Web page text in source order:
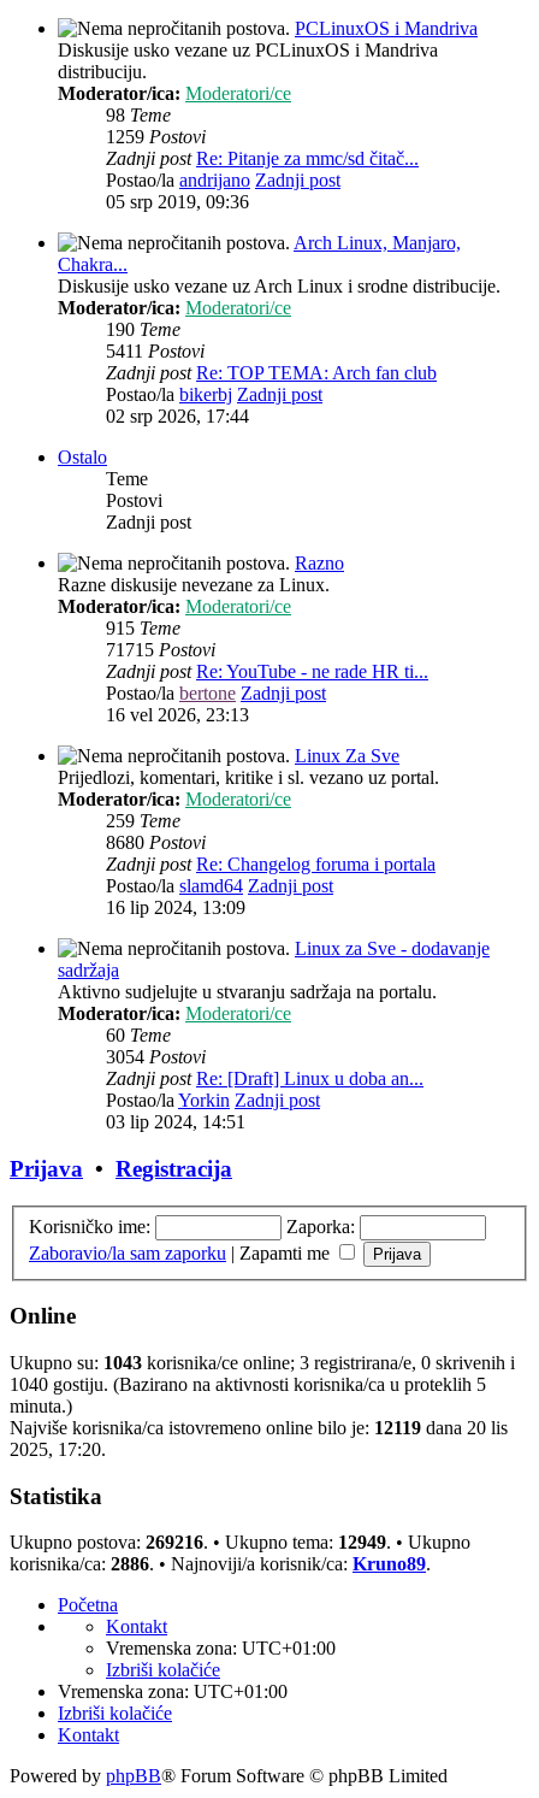
PCLinuxOS i Mandriva
Diskusije usko vezane uz PCLinuxOS i Mandriva
distribuciju.
Moderator/ica: Moderatori/ce
98 Teme
1259 Postovi
Zadnji post Re: Pitanje za mmc/sd čitač...
Postao/la andrijano Zadnji post
05 srp 2019, 09:36
Arch Linux, Manjaro,
Chakra...
Diskusije usko vezane uz Arch Linux i srodne distribucije.
Moderator/ica: Moderatori/ce
190 Teme
5411 Postovi
Zadnji post Re: TOP TEMA: Arch fan club
Postao/la bikerbj Zadnji post
02 srp 2026, 17:44
Ostalo
Teme
Postovi
Zadnji post
Razno
Razne diskusije nevezane za Linux.
Moderator/ica: Moderatori/ce
915 Teme
71715 Postovi
Zadnji post Re: YouTube - ne rade HR ti...
Postao/la bertone Zadnji post
16 vel 2026, 23:13
Linux Za Sve
Prijedlozi, komentari, kritike i sl. vezano uz portal.
Moderator/ica: Moderatori/ce
259 Teme
8680 Postovi
Zadnji post Re: Changelog foruma i portala
Postao/la slamd64 Zadnji post
16 lip 2024, 13:09
Linux za Sve - dodavanje
sadržaja
Aktivno sudjelujte u stvaranju sadržaja na portalu.
Moderator/ica: Moderatori/ce
60 Teme
3054 Postovi
Zadnji post Re: [Draft] Linux u doba an...
Postao/laYorkin Zadnji post
03 lip 2024, 14:51
Prijava • Registracija
Korisničko ime:
Zaporka:
Zaboravio/la sam zaporku | Zapamti me
Online
Ukupno su: 1043 korisnika/ce online; 3 registrirana/e, 0 skrivenih i
1040 gostiju. (Bazirano na aktivnosti korisnika/ca u proteklih 5
minuta.)
Najviše korisnika/ca istovremeno online bilo je: 12119 dana 20 lis
2025, 17:20.
Statistika
Ukupno postova: 269216. • Ukupno tema: 12949. • Ukupno
korisnika/ca: 2886. • Najnoviji/a korisnik/ca: Kruno89.
Početna
Kontakt
Vremenska zona: UTC+01:00
Izbriši kolačiće
Vremenska zona: UTC+01:00
Izbriši kolačiće
Kontakt
Powered by phpBB® Forum Software © phpBB Limited